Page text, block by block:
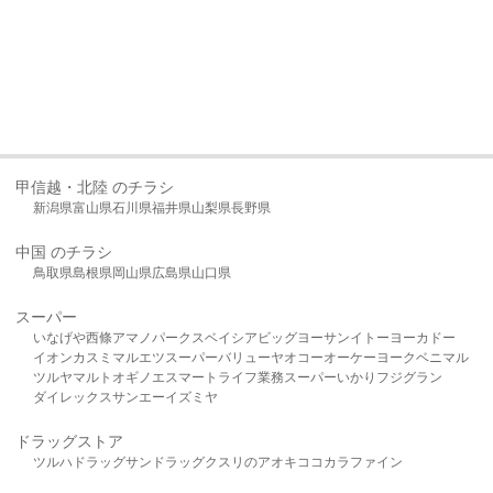
甲信越・北陸 のチラシ
新潟県富山県石川県福井県山梨県長野県
中国 のチラシ
鳥取県島根県岡山県広島県山口県
スーパー
いなげや西條アマノパークスベイシア ビッグヨーサンイトーヨーカドー
イオンカスミ マルエツスーパーバリューヤオコーオーケー ヨークベニマル
ツルヤマルト オギノ エスマート ライフ業務スーパーいかり フジグラン
ダイレックスサンエーイズミヤ
ドラッグストア
ツルハドラッグサンドラッグクスリのアオキ ココカラファイン